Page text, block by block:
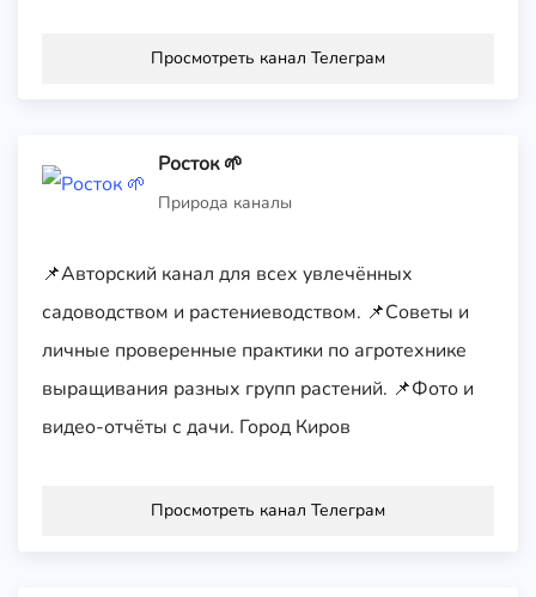
Просмотреть канал Телеграм
Росток 🌱
Природа каналы
📌Авторский канал для всех увлечённых
садоводством и растениеводством. 📌Советы и
личные проверенные практики по агротехнике
выращивания разных групп растений. 📌Фото и
видео-отчёты с дачи. Город Киров
Просмотреть канал Телеграм